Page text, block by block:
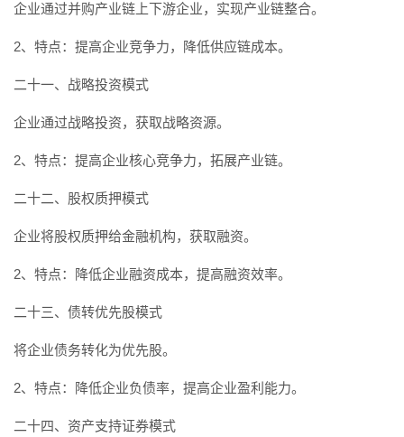
企业通过并购产业链上下游企业，实现产业链整合。
2、特点：提高企业竞争力，降低供应链成本。
二十一、战略投资模式
企业通过战略投资，获取战略资源。
2、特点：提高企业核心竞争力，拓展产业链。
二十二、股权质押模式
企业将股权质押给金融机构，获取融资。
2、特点：降低企业融资成本，提高融资效率。
二十三、债转优先股模式
将企业债务转化为优先股。
2、特点：降低企业负债率，提高企业盈利能力。
二十四、资产支持证券模式